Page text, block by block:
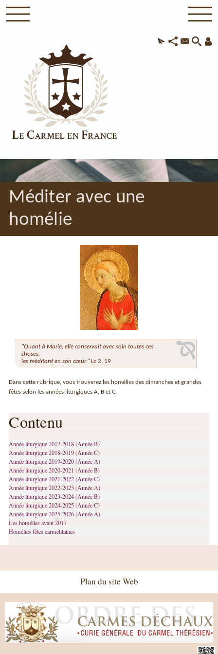
Méditer avec une
homélie
"Quant à Marie, elle conservait avec soin toutes ces
choses,
les méditant en son cœur." Lc 2, 19
Dans cette rubrique, vous trouverez les homélies des dimanches et grandes
fêtes selon les années liturgiques A, B et C.
Contenu
Année liturgique 2017-2018 (Année B)
Année liturgique 2018-2019 (Année C)
Année liturgique 2019-2020 (Année A)
Année liturgique 2020-2021 (Année B)
Année liturgique 2021-2022 (Année C)
Année liturgique 2022-2023 (Année A)
Année liturgique 2023-2024 (Année B)
Année liturgique 2024-2025 (Année C)
Année liturgique 2025-2026 (Année A)
Les homélies avant 2017
Homélies fêtes carmélitaines
Plan du site Web